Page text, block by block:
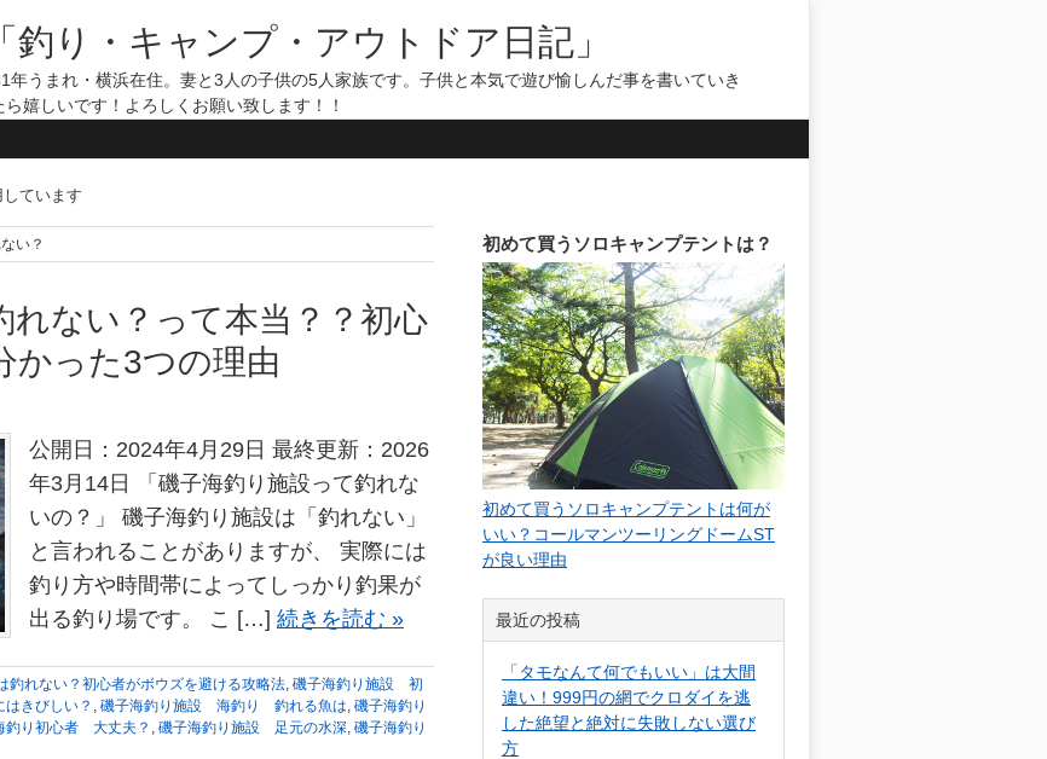
り・キャンプ・アウトドア日記」
年うまれ・横浜在住。妻と3人の子供の5人家族です。子供と本気で遊び愉しんだ事を書いていき
嬉しいです！よろしくお願い致します！！
ています
い？
れない？って本当？？初心
かった3つの理由
公開日：2024年4月29日 最終更新：2026
年3月14日 「磯子海釣り施設って釣れな
いの？」 磯子海釣り施設は「釣れない」
と言われることがありますが、 実際には
釣り方や時間帯によってしっかり釣果が
出る釣り場です。 こ […] 続きを読む »
釣れない？初心者がボウズを避ける攻略法, 磯子海釣り施設 初
きびしい？ , 磯子海釣り施設 海釣り 釣れる魚は, 磯子海釣り
り初心者 大丈夫？ , 磯子海釣り施設 足元の水深, 磯子海釣り
初めて買うソロキャンプテントは？
初めて買うソロキャンプテントは何が
いい？コールマンツーリングドームST
が良い理由
最近の投稿
「タモなんて何でもいい」は大間
違い！999円の網でクロダイを逃
した絶望と絶対に失敗しない選び
方